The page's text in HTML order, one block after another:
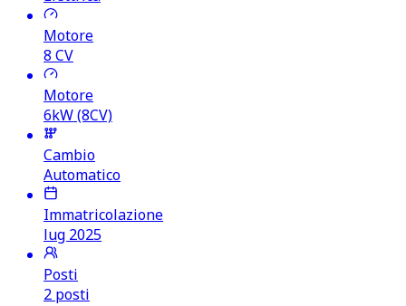
Motore
8 CV
Motore
6kW (8CV)
Cambio
Automatico
Immatricolazione
lug 2025
Posti
2 posti